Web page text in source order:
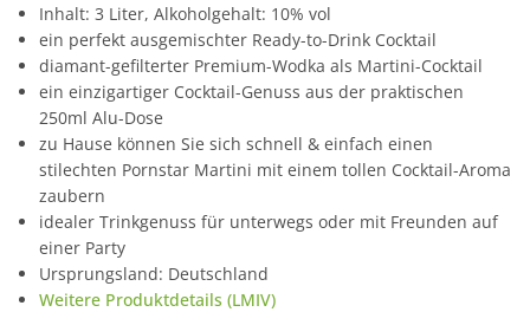
Inhalt: 3 Liter, Alkoholgehalt: 10% vol
ein perfekt ausgemischter Ready-to-Drink Cocktail
diamant-gefilterter Premium-Wodka als Martini-Cocktail
ein einzigartiger Cocktail-Genuss aus der praktischen
250ml Alu-Dose
zu Hause können Sie sich schnell & einfach einen
stilechten Pornstar Martini mit einem tollen Cocktail-Aroma
zaubern
idealer Trinkgenuss für unterwegs oder mit Freunden auf
einer Party
Ursprungsland: Deutschland
Weitere Produktdetails (LMIV)